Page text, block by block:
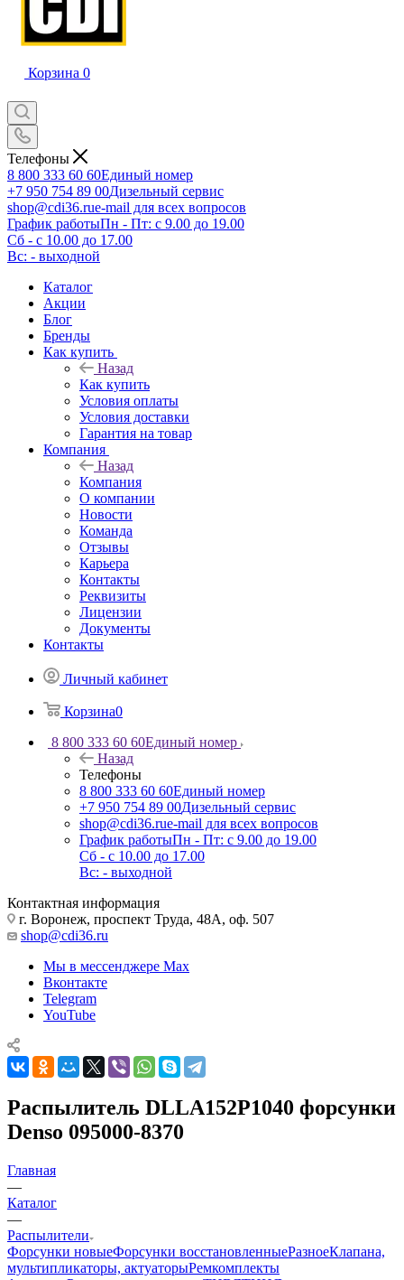
Корзина 0
Телефоны
8 800 333 60 60Единый номер
+7 950 754 89 00Дизельный сервис
shop@cdi36.rue-mail для всех вопросов
График работыПн - Пт: с 9.00 до 19.00
Сб - с 10.00 до 17.00
Вс: - выходной
Каталог
Акции
Блог
Бренды
Как купить
Назад
Как купить
Условия оплаты
Условия доставки
Гарантия на товар
Компания
Назад
Компания
О компании
Новости
Команда
Отзывы
Карьера
Контакты
Реквизиты
Лицензии
Документы
Контакты
Личный кабинет
Корзина0
8 800 333 60 60Единый номер
Назад
Телефоны
8 800 333 60 60Единый номер
+7 950 754 89 00Дизельный сервис
shop@cdi36.rue-mail для всех вопросов
График работыПн - Пт: с 9.00 до 19.00
Сб - с 10.00 до 17.00
Вс: - выходной
Контактная информация
г. Воронеж, проспект Труда, 48А, оф. 507
shop@cdi36.ru
Мы в мессенджере Max
Вконтакте
Telegram
YouTube
Распылитель DLLA152P1040 форсунки
Denso 095000-8370
Главная
—
Каталог
—
Распылители
Форсунки новыеФорсунки восстановленныеРазноеКлапана,
мультипликаторы, актуаторыРемкомплекты